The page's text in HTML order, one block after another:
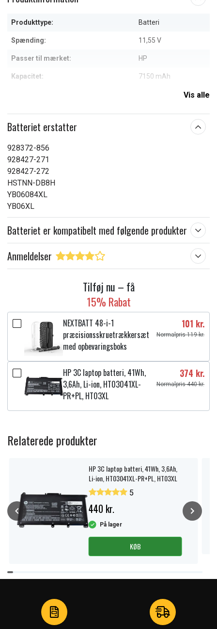
Produkttype: Batteri
Spænding: 11,55 V
Passer til mærket: HP
Kapacitet: 7150 mAh
Vis alle
Batteriet erstatter
928372-856
928427-271
928427-272
HSTNN-DB8H
YB06084XL
YB06XL
Batteriet er kompatibelt med følgende produkter
Anmeldelser
Tilføj nu – få
15% Rabat
NEXTBATT 48-i-1
præcisionsskruetrækkersæt
med opbevaringsboks
101 kr.
Normalpris 119 kr.
HP 3C laptop batteri, 41Wh,
3,6Ah, Li-ion, HT03041XL-
PR+PL, HT03XL
374 kr.
Normalpris 440 kr.
Relaterede produkter
HP 3C laptop batteri, 41Wh, 3,6Ah,
Li-ion, HT03041XL-PR+PL, HT03XL
5
440 kr.
På lager
KØB
Item
1